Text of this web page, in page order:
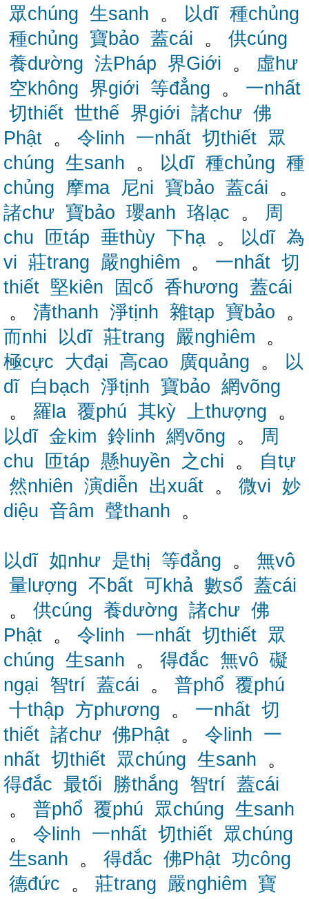
眾chúng 生sanh 。 以dĩ 種chủng
種chủng 寶bảo 蓋cái 。 供cúng
養dường 法Pháp 界Giới 。 虛hư
空không 界giới 等đẳng 。 一nhất
切thiết 世thế 界giới 諸chư 佛
Phật 。 令linh 一nhất 切thiết 眾
chúng 生sanh 。 以dĩ 種chủng 種
chủng
摩ma 尼ni 寶bảo 蓋cái 。
諸chư 寶bảo 瓔anh 珞lạc 。 周
chu
匝táp 垂thùy 下hạ 。 以dĩ 為
vi 莊trang 嚴nghiêm 。 一nhất 切
thiết 堅kiên 固cố 香hương 蓋cái
。 清thanh 淨tịnh 雜tạp 寶bảo 。
而nhi
以dĩ 莊trang 嚴nghiêm 。
極cực 大đại 高cao 廣quảng 。 以
dĩ 白bạch 淨tịnh 寶bảo 網võng
。 羅la 覆phú 其kỳ 上thượng 。
以dĩ 金kim 鈴linh 網võng 。 周
chu
匝táp 懸huyền 之chi 。 自tự
然nhiên 演diễn 出xuất 。 微vi 妙
diệu 音âm 聲thanh 。
以dĩ 如như 是thị 等đẳng 。 無vô
量lượng 不bất 可khả 數sổ 蓋cái
。 供cúng 養dường 諸chư 佛
Phật 。 令linh 一nhất 切thiết 眾
chúng 生sanh 。 得đắc 無vô 礙
ngại 智trí 蓋cái 。 普phổ 覆phú
十thập 方phương 。 一nhất 切
thiết 諸chư 佛Phật 。 令linh 一
nhất 切thiết 眾chúng 生sanh 。
得đắc 最tối 勝thắng 智trí 蓋cái
。 普phổ 覆phú 眾chúng 生sanh
。 令linh 一nhất 切thiết 眾chúng
生sanh 。 得đắc 佛Phật 功công
德đức 。 莊trang 嚴nghiêm 寶